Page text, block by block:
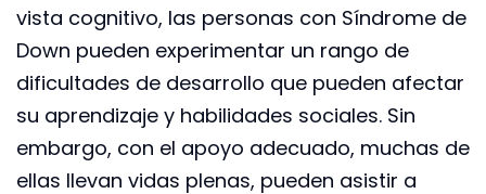
vista cognitivo, las personas con Síndrome de
Down pueden experimentar un rango de
dificultades de desarrollo que pueden afectar
su aprendizaje y habilidades sociales. Sin
embargo, con el apoyo adecuado, muchas de
ellas llevan vidas plenas, pueden asistir a